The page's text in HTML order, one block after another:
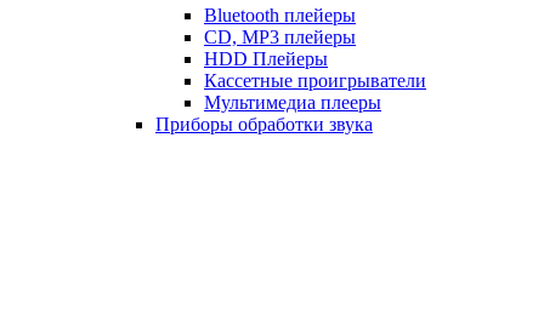
Bluetooth плейеры
CD, MP3 плейеры
HDD Плейеры
Кассетные проигрыватели
Мультимедиа плееры
Приборы обработки звука